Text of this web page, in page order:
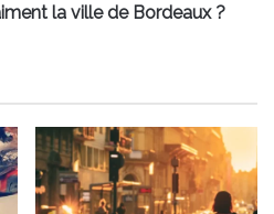
la ville de Bordeaux ?